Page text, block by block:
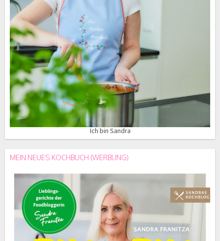
Ich bin Sandra
MEIN NEUES KOCHBUCH (WERBUNG)